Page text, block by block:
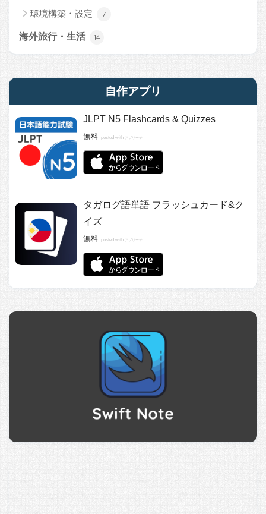
環境構築・設定 7
海外旅行・生活 14
自作アプリ
JLPT N5 Flashcards & Quizzes
無料 posted with アプリーチ
タガログ語単語 フラッシュカード&ク
イズ
無料 posted with アプリーチ